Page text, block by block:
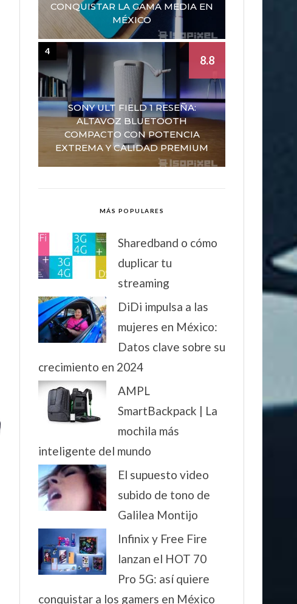
CONQUISTAR LA GAMA MEDIA EN
MÉXICO
SONY ULT FIELD 1 RESEÑA:
ALTAVOZ BLUETOOTH
COMPACTO CON POTENCIA
EXTREMA Y CALIDAD PREMIUM
8.8
4
MÁS POPULARES
Sharedband o cómo
duplicar tu
streaming
DiDi impulsa a las
mujeres en México:
Datos clave sobre su
crecimiento en 2024
AMPL
SmartBackpack | La
mochila más
inteligente del mundo
El supuesto video
subido de tono de
Galilea Montijo
Infinix y Free Fire
lanzan el HOT 70
Pro 5G: así quiere
conquistar a los gamers en México